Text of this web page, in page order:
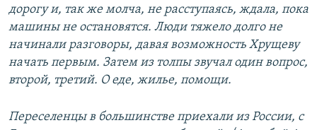
дорогу и, так же молча, не расступаясь, ждала, пока
машины не остановятся. Люди тяжело долго не
начинали разговоры, давая возможность Хрущеву
начать первым. Затем из толпы звучал один вопрос,
второй, третий. О еде, жилье, помощи.
Переселенцы в большинстве приехали из России, с